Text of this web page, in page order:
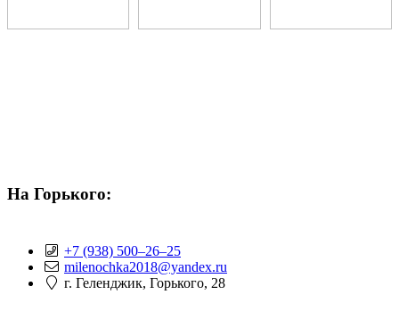
На Горького:
+7 (938) 500‒26‒25
milenochka2018@yandex.ru
г. Геленджик, Горького, 28